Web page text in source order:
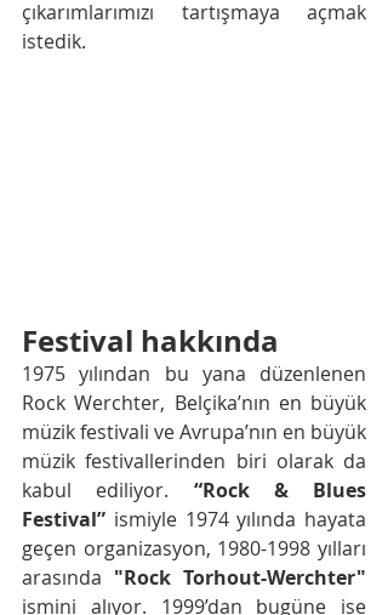
çıkarımlarımızı tartışmaya açmak
istedik.
Festival hakkında
1975 yılından bu yana düzenlenen
Rock Werchter, Belçika’nın en büyük
müzik festivali ve Avrupa’nın en büyük
müzik festivallerinden biri olarak da
kabul ediliyor. “Rock & Blues
Festival” ismiyle 1974 yılında hayata
geçen organizasyon, 1980-1998 yılları
arasında "Rock Torhout-Werchter"